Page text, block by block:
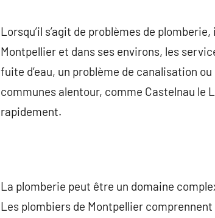
Lorsqu’il s’agit de problèmes de
Montpellier et dans ses environs, les
fuite d’eau, un problème de canalisation
communes alentour, comme Castelnau le
rapidement.
La plomberie peut être un domaine
Les plombiers de Montpellier